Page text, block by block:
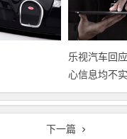
乐视汽车回
心信息均不实
下一篇